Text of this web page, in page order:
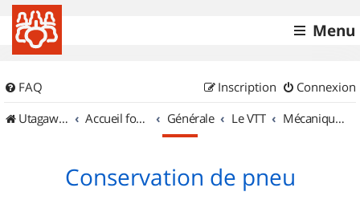
Menu
FAQ Connexion
Inscription
UtagawaVTT (Randos VTT et VTTAE avec traces GPS)
Accueil forum Générale Le VTT Mécanique et Entretiens
Conservation de pneu